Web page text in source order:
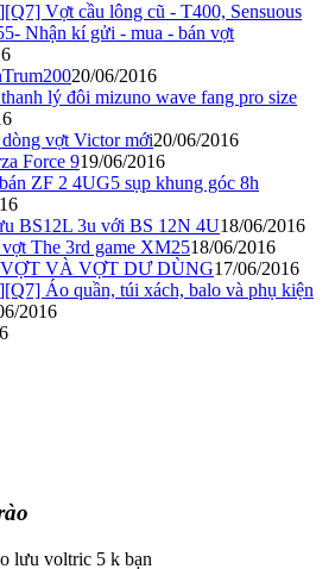
Vợt cầu lông cũ - T400, Sensuous
Nhận kí gửi - mua - bán vợt
20/06/2016
lý đôi mizuno wave fang pro size
vợt Victor mới20/06/2016
Force 919/06/2016
ZF 2 4UG5 sụp khung góc 8h
BS12L 3u với BS 12N 4U18/06/2016
The 3rd game XM2518/06/2016
VÀ VỢT DƯ DÙNG17/06/2016
Áo quần, túi xách, balo và phụ kiện
2016
lưu voltric 5 k bạn